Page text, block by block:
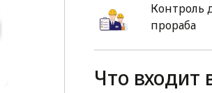
Контроль
прораба
Что входит